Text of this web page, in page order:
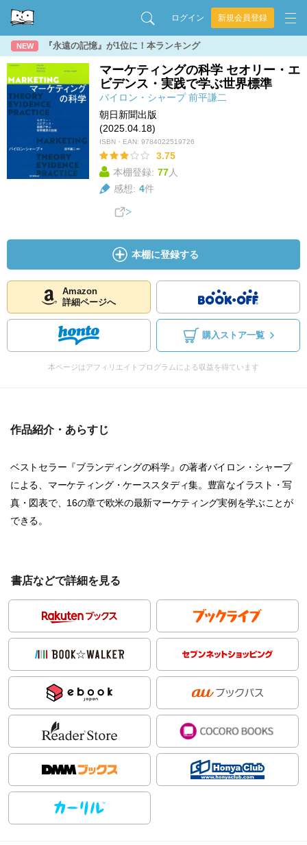
ログイン 新規会員登録
NEW 『永遠の記憶』が1位に！本ランキング
マーケティングの科学 セオリー・エ
ビデンス・実践で学ぶ世界標準
バイロン・シャープ 前平謙二
朝日新聞出版
(2025.04.18)
ISBN・EAN: 9784022519726
3.75
本棚登録: 77人
感想: 4件
本棚に登録する
Amazon
詳細ページへ
購入ストア一覧
本ページはアフィリエイトプログラムによる収益を得ています
作品紹介・あらすじ
ベストセラー『ブランディングの科学』の著者バイロン・シャープ
による、マーケティング・ケーススタディ集。豊富なイラスト・写
真・図表で、16の章で欧米の最新マーケティング実例を学ぶことが
できる。
書店などで詳細を見る